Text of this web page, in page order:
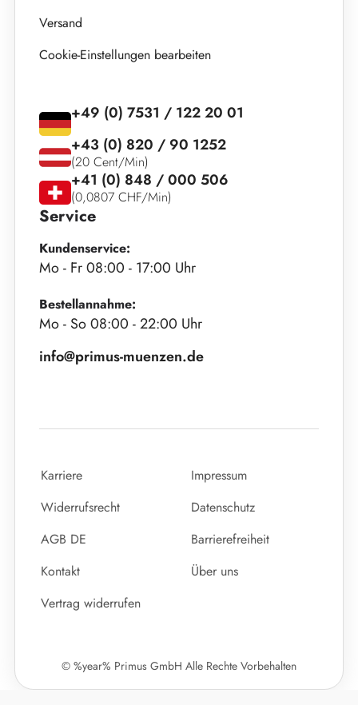
Versand
Cookie-Einstellungen bearbeiten
Service
Kundenservice:
Mo - Fr 08:00 - 17:00 Uhr
Bestellannahme:
Mo - So 08:00 - 22:00 Uhr
info@primus-muenzen.de
+49 (0) 7531 / 122 20 01
+43 (0) 820 / 90 1252
(20 Cent/Min)
+41 (0) 848 / 000 506
(0,0807 CHF/Min)
Karriere
Impressum
Widerrufsrecht
Datenschutz
AGB DE
Barrierefreiheit
Kontakt
Über uns
Vertrag widerrufen
© %year% Primus GmbH Alle Rechte Vorbehalten